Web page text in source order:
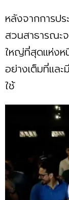
หลังจากการป
สวนสาธารณะ
ใหญ่ที่สุดแห่งห
อย่างเต็มที่และ
ใช้